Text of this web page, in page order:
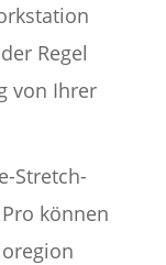
Regel
von Ihrer
Stretch-
können